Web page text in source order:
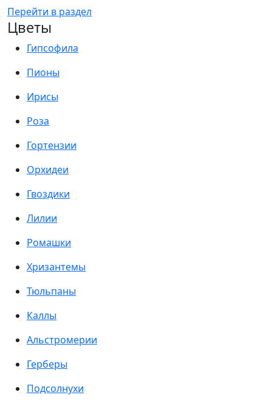
Перейти в раздел
Цветы
Гипсофила
Пионы
Ирисы
Роза
Гортензии
Орхидеи
Гвоздики
Лилии
Ромашки
Хризантемы
Тюльпаны
Каллы
Альстромерии
Герберы
Подсолнухи